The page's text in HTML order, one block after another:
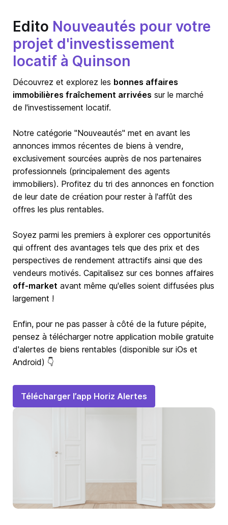
Edito Nouveautés pour votre
projet d'investissement
locatif à Quinson
Découvrez et explorez les bonnes affaires
immobilières fraîchement arrivées sur le marché
de l'investissement locatif.
Notre catégorie "Nouveautés" met en avant les
annonces immos récentes de biens à vendre,
exclusivement sourcées auprès de nos partenaires
professionnels (principalement des agents
immobiliers). Profitez du tri des annonces en fonction
de leur date de création pour rester à l'affût des
offres les plus rentables.
Soyez parmi les premiers à explorer ces opportunités
qui offrent des avantages tels que des prix et des
perspectives de rendement attractifs ainsi que des
vendeurs motivés. Capitalisez sur ces bonnes affaires
off-market avant même qu'elles soient diffusées plus
largement !
Enfin, pour ne pas passer à côté de la future pépite,
pensez à télécharger notre application mobile gratuite
d'alertes de biens rentables (disponible sur iOs et
Android) 👇
Télécharger l’app Horiz Alertes